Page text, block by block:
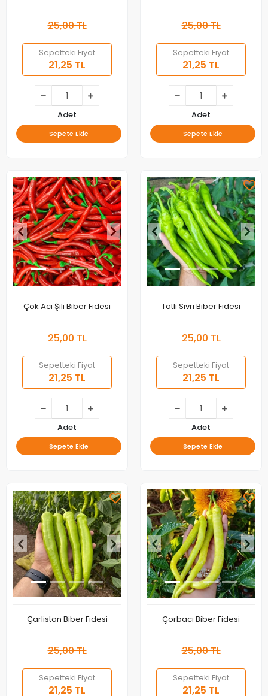
25,00 TL
Sepetteki Fiyat
21,25 TL
Adet
Sepete Ekle
25,00 TL
Sepetteki Fiyat
21,25 TL
Adet
Sepete Ekle
Çok Acı Şili Biber Fidesi
25,00 TL
Sepetteki Fiyat
21,25 TL
Adet
Sepete Ekle
Tatlı Sivri Biber Fidesi
25,00 TL
Sepetteki Fiyat
21,25 TL
Adet
Sepete Ekle
Çarliston Biber Fidesi
25,00 TL
Sepetteki Fiyat
21,25 TL
Çorbacı Biber Fidesi
25,00 TL
Sepetteki Fiyat
21,25 TL